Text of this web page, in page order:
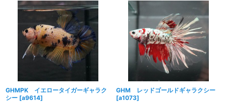
GHMPK イエロータイガーギャラク
シー [a9614]
GHM レッドゴールドギャラクシー
[a1073]